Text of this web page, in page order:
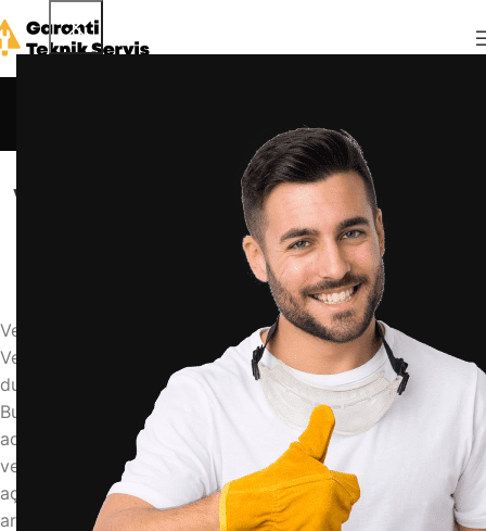
Blog
BLOG
vestel çamaşır makinesi kilitlendi nasıl açılır
admin
19 Mayıs 2026
Vestel Çamaşır Makinesi Kilitlendi Nasıl Açılır
Vestel çamaşır makineniz kilitlenirse panik yapmayın; çoğu
durumda kapağı güvenle açmanın basit yöntemleri vardır.
Bu rehberde, makinenin kilitlenme nedenlerini ve kapıyı
adım adım nasıl açacağınızı öğreneceksiniz.
vestel çamaşır makinesi kapı kilidi, vestel makine kapağı
açma, çamaşır makinesi kilit sorunu, kapı açma yöntemleri,
arıza çözümü